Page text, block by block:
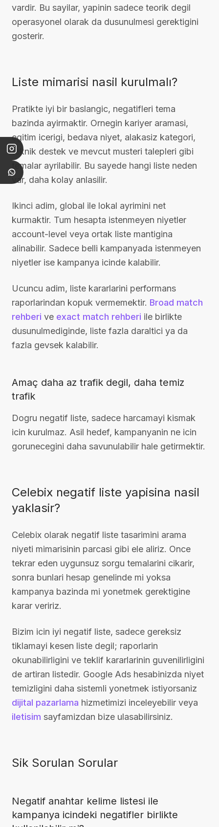
vardir. Bu sayilar, yapinin sadece teorik degil
operasyonel olarak da dusunulmesi gerektigini
gosterir.
Liste mimarisi nasil kurulmalı?
Pratikte iyi bir baslangic, negatifleri tema
bazinda ayirmaktir. Ornegin kariyer aramasi,
egitim icerigi, bedava niyet, alakasiz kategori,
teknik destek ve mevcut musteri talepleri gibi
temalar ayrilabilir. Bu sayede hangi liste neden
var, daha kolay anlasilir.
Ikinci adim, global ile lokal ayrimini net
kurmaktir. Tum hesapta istenmeyen niyetler
account-level veya ortak liste mantigina
alinabilir. Sadece belli kampanyada istenmeyen
niyetler ise kampanya icinde kalabilir.
Ucuncu adim, liste kararlarini performans
raporlarindan kopuk vermemektir. Broad match
rehberi ve exact match rehberi ile birlikte
dusunulmediginde, liste fazla daraltici ya da
fazla gevsek kalabilir.
Amaç daha az trafik degil, daha temiz
trafik
Dogru negatif liste, sadece harcamayi kismak
icin kurulmaz. Asil hedef, kampanyanin ne icin
gorunecegini daha savunulabilir hale getirmektir.
Celebix negatif liste yapisina nasil
yaklasir?
Celebix olarak negatif liste tasarimini arama
niyeti mimarisinin parcasi gibi ele aliriz. Once
tekrar eden uygunsuz sorgu temalarini cikarir,
sonra bunlari hesap genelinde mi yoksa
kampanya bazinda mi yonetmek gerektigine
karar veririz.
Bizim icin iyi negatif liste, sadece gereksiz
tiklamayi kesen liste degil; raporlarin
okunabilirligini ve teklif kararlarinin guvenilirligini
de artiran listedir. Google Ads hesabinizda niyet
temizligini daha sistemli yonetmek istiyorsaniz
dijital pazarlama hizmetimizi inceleyebilir veya
iletisim sayfamizdan bize ulasabilirsiniz.
Sik Sorulan Sorular
Negatif anahtar kelime listesi ile
kampanya icindeki negatifler birlikte